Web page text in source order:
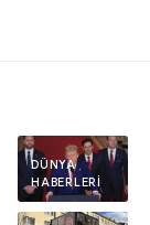
DÜNYA
HABERLERI